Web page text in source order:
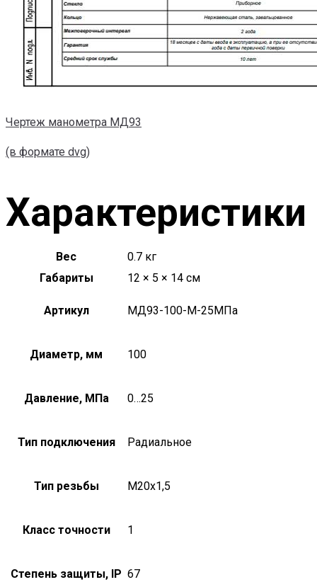
Чертеж манометра МД93
(в формате dvg)
Характеристики
Вес
0.7 кг
Габариты
12 × 5 × 14 см
Артикул МД93-100-М-25МПа
Диаметр, мм 100
Давление, МПа 0…25
Тип подключения Радиальное
Тип резьбы М20х1,5
Класс точности 1
Степень защиты, IP 67